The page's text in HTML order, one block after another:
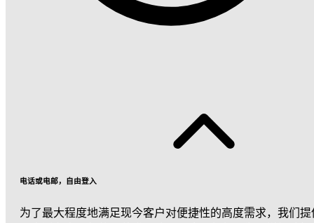
电话或电邮，自由登入
为了最大程度地满足现今客户对便捷性的高度需求，我们提